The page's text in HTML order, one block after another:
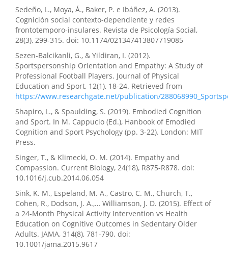
Sedeño, L., Moya, Á., Baker, P. e Ibáñez, A. (2013).
Cognición social contexto-dependiente y redes
frontotemporo-insulares. Revista de Psicología Social,
28(3), 299-315. doi: 10.1174/021347413807719085
Sezen-Balcikanli, G., & Yildiran, I. (2012).
Sportspersonship Orientation and Empathy: A Study of
Professional Football Players. Journal of Physical
Education and Sport, 12(1), 18-24. Retrieved from
https://www.researchgate.net/publication/
Shapiro, L., & Spaulding, S. (2019). Embodied Cognition
and Sport. In M. Cappucio (Ed.), Hanbook of Emodied
Cognition and Sport Psychology (pp. 3-22). London: MIT
Press.
Singer, T., & Klimecki, O. M. (2014). Empathy and
Compassion. Current Biology, 24(18), R875-R878. doi:
10.1016/j.cub.2014.06.054
Sink, K. M., Espeland, M. A., Castro, C. M., Church, T.,
Cohen, R., Dodson, J. A.,… Williamson, J. D. (2015). Effect of
a 24-Month Physical Activity Intervention vs Health
Education on Cognitive Outcomes in Sedentary Older
Adults. JAMA, 314(8), 781-790. doi:
10.1001/jama.2015.9617